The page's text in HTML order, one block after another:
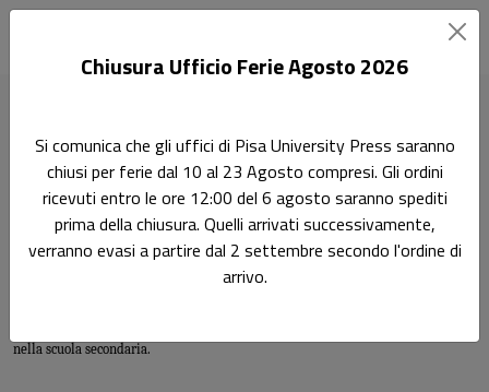
Roberta Amari
Pagina di Roberta Amari
nella scuola secondaria.
Chiusura Ufficio Ferie Agosto 2026
Si comunica che gli uffici di Pisa University Press saranno
chiusi per ferie dal 10 al 23 Agosto compresi. Gli ordini
ricevuti entro le ore 12:00 del 6 agosto saranno spediti
prima della chiusura. Quelli arrivati successivamente,
verranno evasi a partire dal 2 settembre secondo l'ordine di
arrivo.